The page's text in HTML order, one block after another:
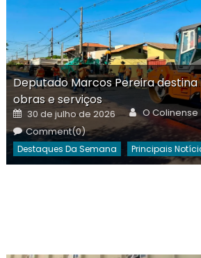
Deputado Marcos Pereira destina
obras e serviços
Posted
on
30 de julho de 2026 Author
O Colinense
Comment(0)
Destaques Da Semana Principais